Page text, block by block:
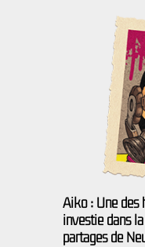
Aiko : Une des
investie dans
partagés de